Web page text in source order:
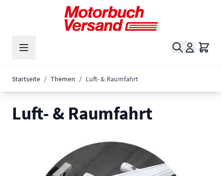
Zum Inhalt springen
Suche
Startseite / Themen / Luft- & Raumfahrt
Luft- & Raumfahrt